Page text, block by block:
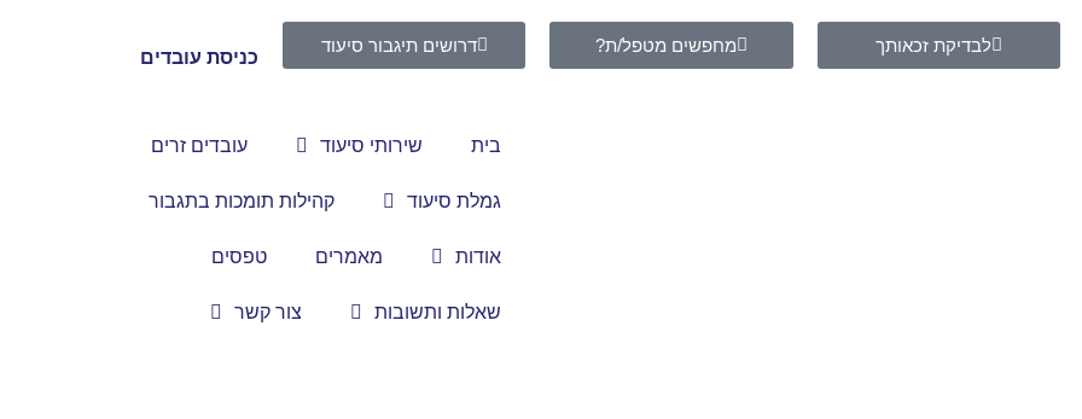
לבדיקת זכאותך מחפשים מטפל/ת? דרושים תיגבור סיעוד
כניסת עובדים
בית שירותי סיעוד עובדים זרים
גמלת סיעוד קהילות תומכות בתגבור
אודות מאמרים טפסים
שאלות ותשובות צור קשר